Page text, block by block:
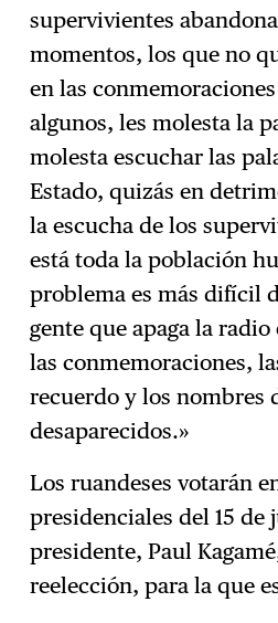
supervivientes
momentos, los que no
en las
algunos, les molesta la
molesta escuchar las
Estado, quizás en
la escucha de los
está toda la población
problema es más difícil
gente que apaga la
las conmemoraciones,
recuerdo y los nombres
desaparecidos.»
Los ruandeses votarán
presidenciales del 15 de
presidente, Paul
reelección, para la que